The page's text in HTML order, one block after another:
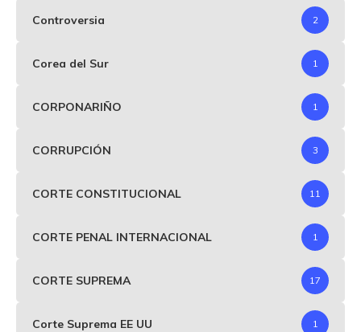
Controversia 2
Corea del Sur 1
CORPONARIÑO 1
CORRUPCIÓN 3
CORTE CONSTITUCIONAL 11
CORTE PENAL INTERNACIONAL 1
CORTE SUPREMA 17
Corte Suprema EE UU 1